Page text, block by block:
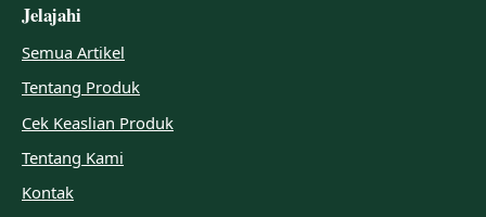
Jelajahi
Semua Artikel
Tentang Produk
Cek Keaslian Produk
Tentang Kami
Kontak